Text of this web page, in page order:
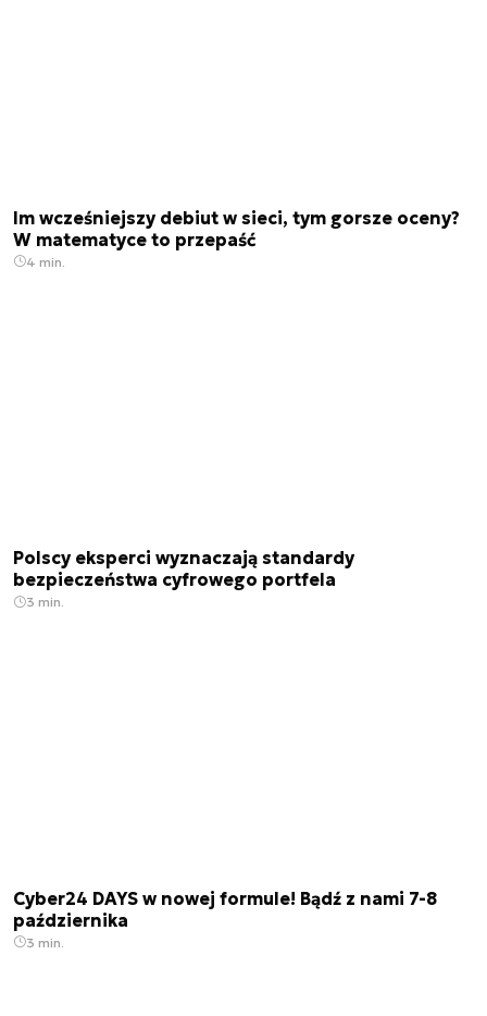
Im wcześniejszy debiut w sieci, tym gorsze oceny?
W matematyce to przepaść
4 min.
Polscy eksperci wyznaczają standardy
bezpieczeństwa cyfrowego portfela
3 min.
Cyber24 DAYS w nowej formule! Bądź z nami 7-8
października
3 min.